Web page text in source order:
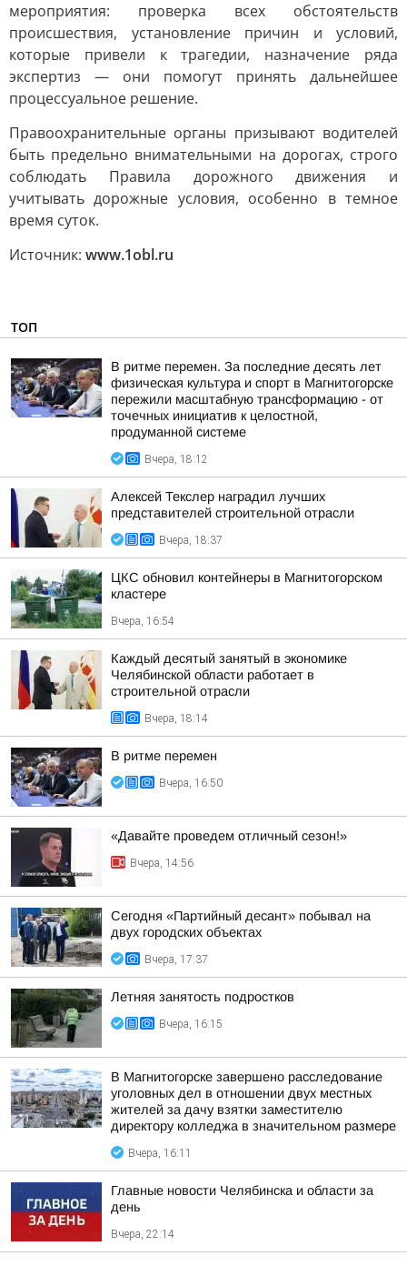
мероприятия: проверка всех обстоятельств
происшествия, установление причин и условий,
которые привели к трагедии, назначение ряда
экспертиз — они помогут принять дальнейшее
процессуальное решение.
Правоохранительные органы призывают водителей
быть предельно внимательными на дорогах, строго
соблюдать Правила дорожного движения и
учитывать дорожные условия, особенно в темное
время суток.
Источник: www.1obl.ru
ТОП
В ритме перемен. За последние десять лет
физическая культура и спорт в Магнитогорске
пережили масштабную трансформацию - от
точечных инициатив к целостной,
продуманной системе
Вчера, 18:12
Алексей Текслер наградил лучших
представителей строительной отрасли
Вчера, 18:37
ЦКС обновил контейнеры в Магнитогорском
кластере
Вчера, 16:54
Каждый десятый занятый в экономике
Челябинской области работает в
строительной отрасли
Вчера, 18:14
В ритме перемен
Вчера, 16:50
«Давайте проведем отличный сезон!»
Вчера, 14:56
Сегодня «Партийный десант» побывал на
двух городских объектах
Вчера, 17:37
Летняя занятость подростков
Вчера, 16:15
В Магнитогорске завершено расследование
уголовных дел в отношении двух местных
жителей за дачу взятки заместителю
директору колледжа в значительном размере
Вчера, 16:11
Главные новости Челябинска и области за
день
Вчера, 22:14